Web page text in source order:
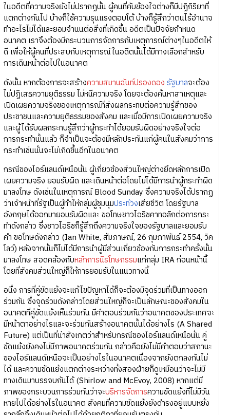
ในอดีตที่ความจริงยังไม่ปรากฏนั้น ผู้คนที่คับข้องใจต่างก็มีปฏิกิริยาที่
แตกต่างกันไป บ้างก็ใช้ความรุนแรงตอบโต้ บ้างก็รู้สึกว่าตนไร้อำนาจ
ทำอะไรไม่ได้และยอมจำนนต่อสิ่งที่เกิดขึ้น อดีตเป็นปัจจัยกำหนด
อนาคต เราจึงต้องมีกระบวนการจัดการกับเหตุการณ์ต่างๆในอดีตให้
ดี เพื่อให้ผู้คนที่ประสบกับเหตุการณ์ในอดีตนั้นได้มีทางเลือกสำหรับ
การเดินหน้าต่อไปในอนาคต
ดังนั้น หากต้องการจะสร้างความสมานฉันท์ปรองดอง รัฐบาลจะต้อง
ไม่ปฏิเสธความยุติธรรม ไม่หนีความจริง โดยจะต้องค้นหาสาเหตุและ
เปิดเผยความจริงของเหตุการณ์ที่ส่งผลกระทบต่อความรู้สึกของ
ประชาชนและความยุติธรรมของสังคม และเมื่อมีการเปิดเผยความจริง
และผู้ได้รับผลกระทบรู้สึกว่าผู้กระทำได้ยอมรับผิดอย่างจริงใจต่อ
การกระทำนั้นแล้ว ก็จำเป็นจะต้องมีหลักประกันแก่ผู้คนในสังคมว่าการ
กระทำเช่นนั้นจะไม่เกิดขึ้นอีกในอนาคต
กรณีของไอร์แลนด์เหนือนั้น ผู้เกี่ยวข้องส่วนใหญ่ต่างยึดหลักการเปิด
เผยความจริง ยอมรับผิด และเดินหน้าต่อโดยไม่ได้มีการนำผู้กระทำผิด
มาลงโทษ ดังเช่นในเหตุการณ์ Blood Sunday ซึ่งความจริงได้ปรากฏ
ว่าเจ้าหน้าที่รัฐเป็นผู้ทำให้กลุ่มผู้ชุมนุมประท้วงเสียชีวิต โดยรัฐบาล
อังกฤษได้ออกมายอมรับผิดและ ขอโทษชาวไอริชคาทอลิกต่อการกระ
ทำดังกล่าว ซึ่งชาวไอริชก็รู้สึกถึงความจริงใจของรัฐบาลและยอมรับ
คำ ขอโทษดังกล่าว (Ian White, สัมภาษณ์, 26 กุมภาพันธ์ 2554, วิค
โลว์) หลังจากนั้นก็ไม่ได้มีการนำผู้มีส่วนเกี่ยวข้องกับการกระทำครั้งนั้น
มาลงโทษ สอดคล้องกับหลักการนิรโทษกรรมแก่กลุ่ม IRA ก่อนหน้านี้
โดยที่สังคมส่วนใหญ่ก็ให้การยอมรับในแนวทางนี้
อนึ่ง การที่คู่ขัดแย้งจะแก้ไขปัญหาได้ก็จะต้องมีจุดร่วมที่เป็นทางออก
ร่วมกัน ซึ่งจุดร่วมดังกล่าวโดยส่วนใหญ่ก็จะเป็นลักษณะของสังคมใน
อนาคตที่คู่ขัดแย้งเห็นร่วมกัน มีคำตอบร่วมกันว่าอนาคตของประเทศจะ
มีหน้าตาอย่างไรและจะร่วมกันสร้างอนาคตนั้นได้อย่างไร (A Shared
Future) แต่เป็นที่น่าสังเกตว่าสำหรับกรณีของไอร์แลนด์เหนือนั้น คู่
ขัดแย้งยังคงไม่มีภาพอนาคตร่วมกัน กล่าวคือยังไม่มีคำตอบว่าสถานะ
ของไอร์แลนด์เหนือจะเป็นอย่างไรในอนาคตเนื่องจากยังตกลงกันไม่
ได้ และความขัดแย้งแตกต่างระหว่างทั้งสองฝ่ายก็ดูเหมือนว่าจะไม่มี
ทางเดินมาบรรจบกันได้ (Shirlow and McEvoy, 2008) หากแต่มี
ภาพของกระบวนการร่วมกันว่าจะบริหารจัดการความขัดแย้งที่ไม่มีวัน
หายไปได้อย่างไรในอนาคต สังคมที่ความขัดแย้งยังดำรงอยู่แบบหยั่ง